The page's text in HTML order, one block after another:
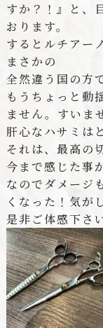
すか？！』と、
おります。
するとルチアー
まさかの
全然違う国の方
もうちょっと動
ません。すいま
肝心なハサミは
それは、最高の
今まで感じた事
なのでダメージ
くなった！気が
是非ご体感下さ